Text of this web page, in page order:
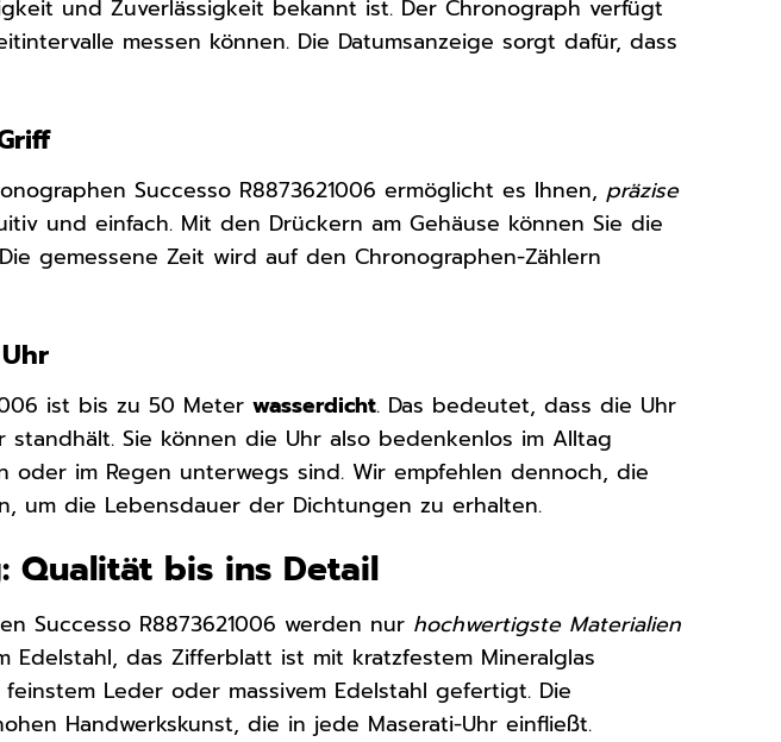
und Zuverlässigkeit bekannt ist. Der Chronograph verfügt
messen können. Die Datumsanzeige sorgt dafür, dass
Successo R8873621006 ermöglicht es Ihnen, präzise
und einfach. Mit den Drückern am Gehäuse können Sie die
gemessene Zeit wird auf den Chronographen-Zählern
ist bis zu 50 Meterwasserdicht. Das bedeutet, dass die Uhr
standhält. Sie können die Uhr also bedenkenlos im Alltag
oder im Regen unterwegs sind. Wir empfehlen dennoch, die
um die Lebensdauer der Dichtungen zu erhalten.
Qualität bis ins Detail
Successo R8873621006 werden nur hochwertigste Materialien
Edelstahl, das Zifferblatt ist mit kratzfestem Mineralglas
Leder oder massivem Edelstahl gefertigt. Die
Handwerkskunst, die in jede Maserati-Uhr einfließt.